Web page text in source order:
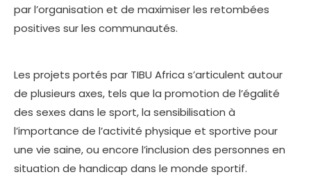
par l’organisation et de maximiser les retombées
positives sur les communautés.
Les projets portés par TIBU Africa s’articulent autour
de plusieurs axes, tels que la promotion de l’égalité
des sexes dans le sport, la sensibilisation à
l’importance de l’activité physique et sportive pour
une vie saine, ou encore l’inclusion des personnes en
situation de handicap dans le monde sportif.